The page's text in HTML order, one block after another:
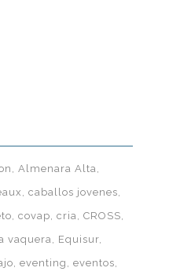
Almenara Alta
caballos jovenes
covap cria CROSS
vaquera
Equisur
eventing
eventos